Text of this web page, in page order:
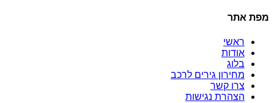
מפת אתר
ראשי
אודות
בלוג
מחירון גירים לרכב
צרו קשר
הצהרת נגישות